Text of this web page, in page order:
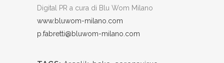
Digital PR a cura di Blu Wom Milano
www.bluwom-milano.com
p.fabretti@bluwom-milano.com